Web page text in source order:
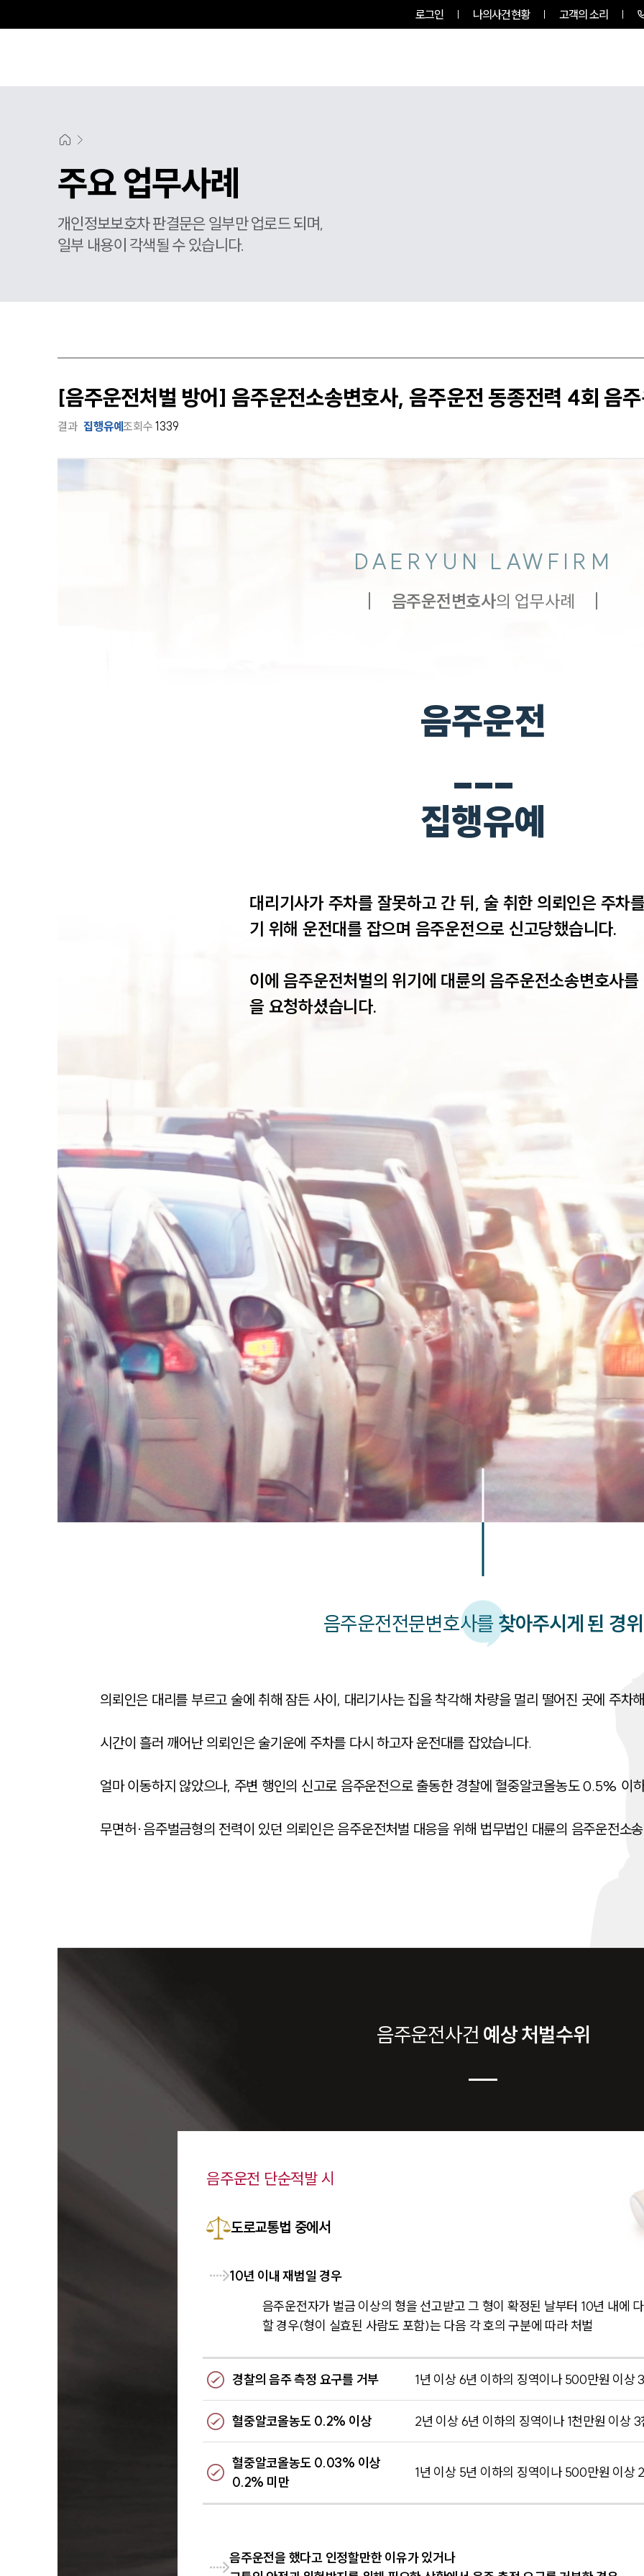
로그인 나의사건현황 고객의 소리
주요 업무사례
개인정보보호차 판결문은 일부만 업로드 되며,
일부 내용이 각색될 수 있습니다.
[음주운전처벌 방어] 음주운전소송변호사, 음주운전 동종전력 4회 음
결과 집행유예조회수1339
DAERYUN LAWFIRM
음주운전변호사의 업무사례
음주운전
___
집행유예
대리기사가 주차를 잘못하고 간 뒤, 술 취한 의뢰인은 주차
기 위해 운전대를 잡으며 음주운전으로 신고당했습니다.
이에 음주운전처벌의 위기에 대륜의 음주운전소송변호사
을 요청하셨습니다.
음주운전전문변호사를 찾아주시게 된 경위
의뢰인은 대리를 부르고 술에 취해 잠든 사이, 대리기사는 집을 착각해 차량을 멀리 떨어진 곳에 주차
시간이 흘러 깨어난 의뢰인은 술기운에 주차를 다시 하고자 운전대를 잡았습니다.
얼마 이동하지 않았으나, 주변 행인의 신고로 음주운전으로 출동한 경찰에 혈중알코올농도 0.5% 이
무면허·음주벌금형의 전력이 있던 의뢰인은 음주운전처벌 대응을 위해 법무법인 대륜의 음주운전소
음주운전사건 예상 처벌수위
음주운전 단순적발 시
도로교통법 중에서
10년 이내 재범일 경우
음주운전자가 벌금 이상의 형을 선고받고 그 형이 확정된 날부터 10년 내에
할 경우(형이 실효된 사람도 포함)는 다음 각 호의 구분에 따라 처벌
경찰의 음주 측정 요구를 거부 1년 이상 6년 이하의 징역이나 500만원 이상
혈중알코올농도 0.2% 이상 2년 이상 6년 이하의 징역이나 1천만원 이상
혈중알코올농도 0.03% 이상
0.2% 미만
1년 이상 5년 이하의 징역이나 500만원 이상
음주운전을 했다고 인정할만한 이유가 있거나